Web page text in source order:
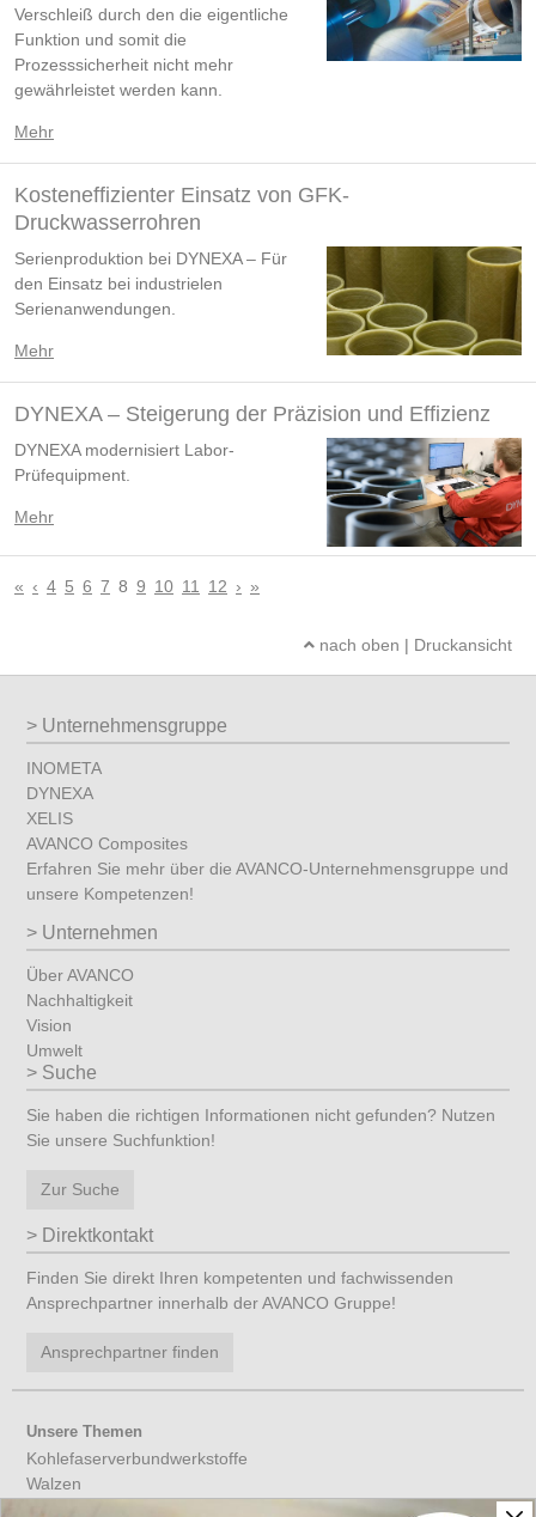
Verschleiß durch den die eigentliche
Funktion und somit die
Prozesssicherheit nicht mehr
gewährleistet werden kann.
Mehr
Kosteneffizienter Einsatz von GFK-
Druckwasserrohren
Serienproduktion bei DYNEXA – Für
den Einsatz bei industrielen
Serienanwendungen.
Mehr
DYNEXA – Steigerung der Präzision und Effizienz
DYNEXA modernisiert Labor-
Prüfequipment.
Mehr
« ‹ 4 5 6 7 8 9 10 11 12 › »
nach oben | Druckansicht
Unternehmensgruppe
INOMETA
DYNEXA
XELIS
AVANCO Composites
Erfahren Sie mehr über die AVANCO-Unternehmensgruppe und
unsere Kompetenzen!
Unternehmen
Über AVANCO
Nachhaltigkeit
Vision
Umwelt
Suche
Sie haben die richtigen Informationen nicht gefunden? Nutzen
Sie unsere Suchfunktion!
Zur Suche
Direktkontakt
Finden Sie direkt Ihren kompetenten und fachwissenden
Ansprechpartner innerhalb der AVANCO Gruppe!
Ansprechpartner finden
Unsere Themen
Kohlefaserverbundwerkstoffe
Walzen